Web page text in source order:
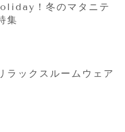
！冬のマタニテ
集
ラックスルームウェア